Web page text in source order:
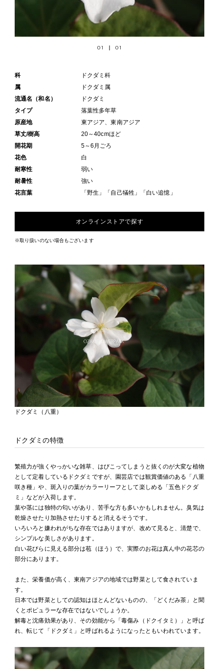
01 01
科
ドクダミ科
属
ドクダミ属
流通名（和名）
ドクダミ
タイプ
落葉性多年草
原産地
東アジア、東南アジア
草丈/樹高
20～40cmほど
開花期
5～6月ごろ
花色
白
耐寒性
弱い
耐暑性
強い
花言葉
「野生」「自己犠牲」「白い追憶」
オンラインストアで探す
※取り扱いのない場合もございます
ドクダミ（八重）
ドクダミの特徴
繁殖力が強くやっかいな雑草、はびこってしまうと抜くのが大変な植物
として定着しているドクダミですが、園芸店では観賞価値のある「八重
咲き種」や、斑入りの葉がカラーリーフとして楽しめる「五色ドクダ
ミ」などが入荷します。
葉や茎には独特の匂いがあり、苦手な方も多いかもしれません。臭気は
乾燥させたり加熱させたりすると消えるそうです。
いろいろと嫌われがちな存在ではありますが、改めて見ると、清楚で、
シンプルな美しさがあります。
白い花びらに見える部分は苞（ほう）で、実際のお花は真ん中の花芯の
部分にあります。
また、栄養価が高く、東南アジアの地域では野菜として食されていま
す。
日本では野菜としての認知はほとんどないものの、「どくだみ茶」と聞
くとポピュラーな存在ではないでしょうか。
解毒と沈痛効果があり、その効能から「毒傷み（ドクイタミ）」と呼ば
れ、転じて「ドクダミ」と呼ばれるようになったともいわれています。